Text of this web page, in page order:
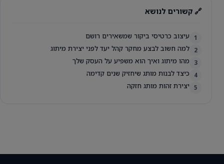
🔗 קשורים לנושא
1 עיצוב כרטיסי ביקור שמשאירים רושם
2 למה חשוב לבצע מחקר קהל יעד לפני יצירת מיתוג
3 מהו מיתוג ואיך הוא משפיע על העסק שלך
4 כיצד לבנות מותג שיחזיק שנים קדימה
5 יצירת זהות מותג חזקה